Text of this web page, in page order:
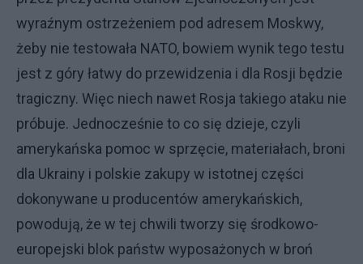
wyraźnym ostrzeżeniem pod adresem Moskwy,
żeby nie testowała NATO, bowiem wynik tego testu
jest z góry łatwy do przewidzenia i dla Rosji będzie
tragiczny. Więc niech nawet Rosja takiego ataku nie
próbuje. Jednocześnie to co się dzieje, czyli
amerykańska pomoc w sprzęcie, materiałach, broni
dla Ukrainy i polskie zakupy w istotnej części
dokonywane u producentów amerykańskich,
powodują, że w tej chwili tworzy się środkowo-
europejski blok państw wyposażonych w broń